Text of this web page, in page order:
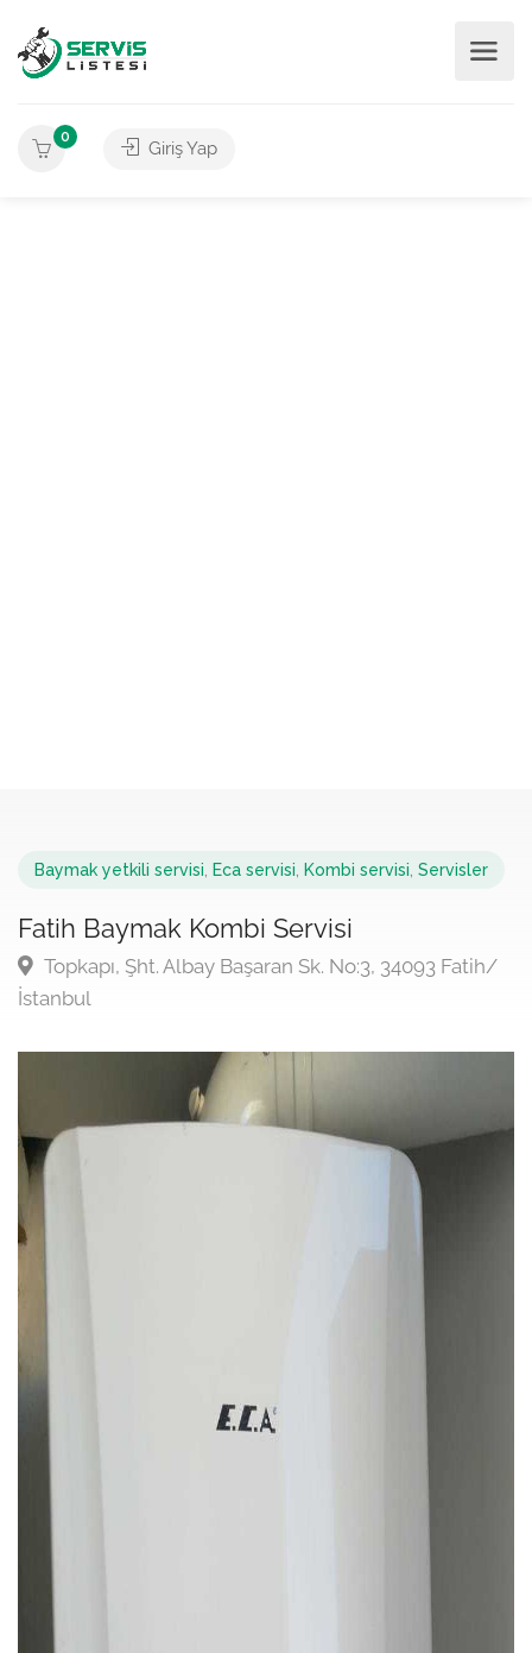
0
Giriş Yap
Baymak yetkili servisi Eca servisi Kombi servisi Servisler
Fatih Baymak Kombi Servisi
Topkapı, Şht. Albay Başaran Sk. No:3, 34093 Fatih/
İstanbul